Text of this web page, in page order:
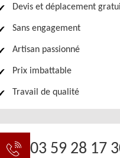
Devis et déplacement
Sans engagement
Artisan passionné
Prix imbattable
Travail de qualité
03 59 28 17